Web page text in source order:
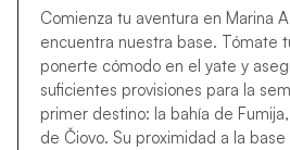
Comienza tu aventura en Marina
encuentra nuestra base. Tómate
ponerte cómodo en el yate y
suficientes provisiones para la
primer destino: la bahía de
de Čiovo. Su proximidad a la